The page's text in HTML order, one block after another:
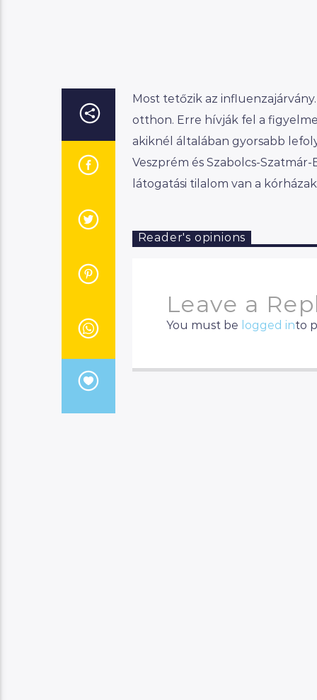
Most tetőzik az
otthon. Erre hívják fel a
akiknél általában gyorsabb
Veszprém és Szabolcs-
látogatási tilalom van a
Reader's opinions
Leave a
You must be logged into